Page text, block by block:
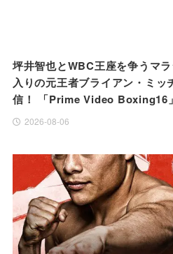
坪井智也とWBC王座を争うマ
入りの元王者ブライアン・ミッ
信！ 「Prime Video Boxing16」
2026-08-06